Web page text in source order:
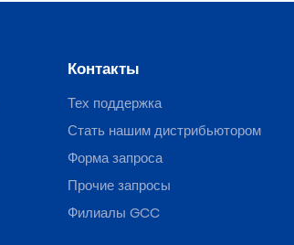
Контакты
Тех поддержка
Стать нашим дистрибьютором
Форма запроса
Прочие запросы
Филиалы GCC